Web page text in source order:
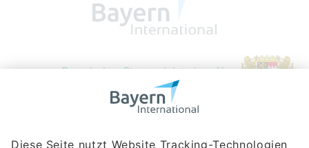
Bayerische Gesellschaft für Internationale